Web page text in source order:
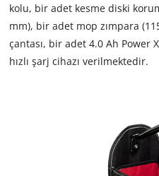
kolu, bir adet kesme diski
mm), bir adet mop zımpara
çantası, bir adet 4.0 Ah Power
hızlı şarj cihazı verilmektedir.